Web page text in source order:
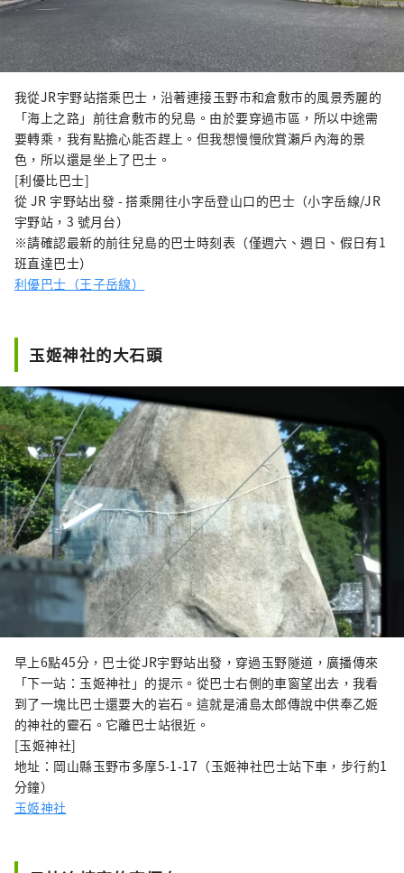
我從JR宇野站搭乘巴士，沿著連接玉野市和倉敷市的風景秀麗的
「海上之路」前往倉敷市的兒島。由於要穿過市區，所以中途需
要轉乘，我有點擔心能否趕上。但我想慢慢欣賞瀨戶內海的景
色，所以還是坐上了巴士。
[利優比巴士]
從 JR 宇野站出發 - 搭乘開往小字岳登山口的巴士（小字岳線/JR
宇野站，3 號月台）
※請確認最新的前往兒島的巴士時刻表（僅週六、週日、假日有1
班直達巴士）
利優巴士（王子岳線）
玉姬神社的大石頭
早上6點45分，巴士從JR宇野站出發，穿過玉野隧道，廣播傳來
「下一站：玉姬神社」的提示。從巴士右側的車窗望出去，我看
到了一塊比巴士還要大的岩石。這就是浦島太郎傳說中供奉乙姬
的神社的靈石。它離巴士站很近。
[玉姬神社]
地址：岡山縣玉野市多摩5-1-17（玉姬神社巴士站下車，步行約1
分鐘）
玉姬神社